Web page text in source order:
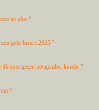
ne olur ?
için gelir kriteri 2025 ?
ilk ismi geçen peygamber kimdir ?
?